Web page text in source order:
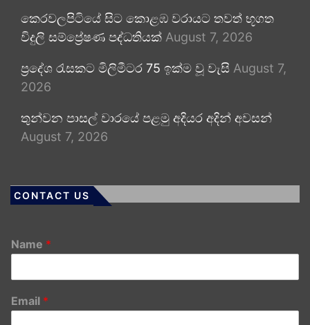
කෙරවලපිටියේ සිට කොළඹ වරායට තවත් භූගත
විදුලි සම්ප්‍රේෂණ පද්ධතියක් August 7, 2026
ප්‍රදේශ රැසකට මිලිමීටර 75 ඉක්ම වූ වැසි August 7,
2026
තුන්වන පාසල් වාරයේ පළමු අදියර අදින් අවසන්
August 7, 2026
CONTACT US
Name *
Email *